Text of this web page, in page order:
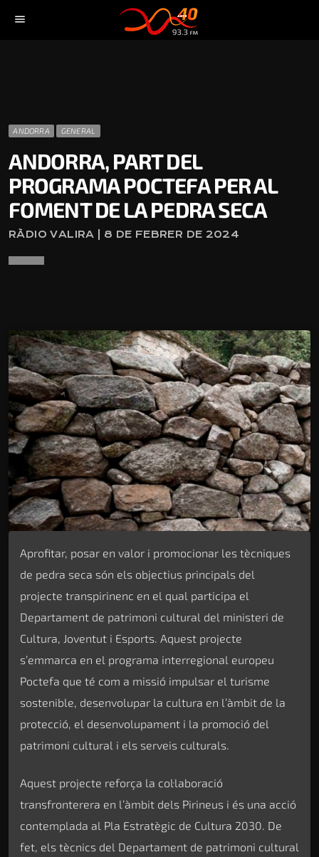
menu
ANDORRA GENERAL
ANDORRA, PART DEL
PROGRAMA POCTEFA PER AL
FOMENT DE LA PEDRA SECA
RÀDIO VALIRA | 8 DE FEBRER DE 2024
Aprofitar, posar en valor i promocionar les tècniques
de pedra seca són els objectius principals del
projecte transpirinenc en el qual participa el
Departament de patrimoni cultural del ministeri de
Cultura, Joventut i Esports. Aquest projecte
s’emmarca en el programa interregional europeu
Poctefa que té com a missió impulsar el turisme
sostenible, desenvolupar la cultura en l’àmbit de la
protecció, el desenvolupament i la promoció del
patrimoni cultural i els serveis culturals.
Aquest projecte reforça la col·laboració
transfronterera en l’àmbit dels Pirineus i és una acció
contemplada al Pla Estratègic de Cultura 2030. De
fet, els tècnics del Departament de patrimoni cultural